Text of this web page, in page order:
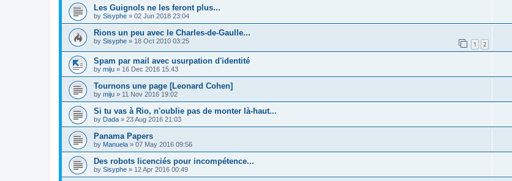
Les Guignols ne les feront plus...
by Sisyphe » 02 Jun 2018 23:04
Rions un peu avec le Charles-de-Gaulle...
by Sisyphe » 18 Oct 2010 03:25 1 2
Spam par mail avec usurpation d'identité
by miju » 16 Dec 2016 15:43
Tournons une page [Leonard Cohen]
by miju » 11 Nov 2016 19:02
Si tu vas à Rio, n'oublie pas de monter là-haut...
by Dada » 23 Aug 2016 21:03
Panama Papers
by Manuela » 07 May 2016 09:56
Des robots licenciés pour incompétence...
by Sisyphe » 12 Apr 2016 00:49